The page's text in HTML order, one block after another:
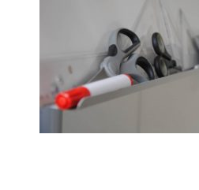
CATALOGUE DE
NOS FORMATIONS PAR
NOS FORMATIONS
NOS PERFECTIONNEMENTS
NOS FORMATIONS SUR